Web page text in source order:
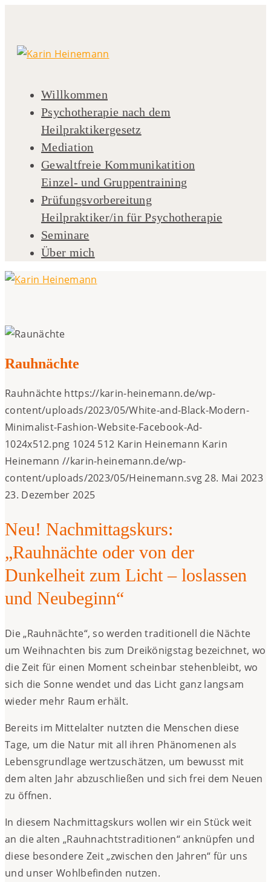
Willkommen
Psychotherapie nach dem
Heilpraktikergesetz
Mediation
Gewaltfreie Kommunikatition
Einzel- und Gruppentraining
Prüfungsvorbereitung
Heilpraktiker/in für Psychotherapie
Seminare
Über mich
Rauhnächte
Rauhnächte https://karin-heinemann.de/wp-
content/uploads/2023/05/White-and-Black-Modern-
Minimalist-Fashion-Website-Facebook-Ad-
1024x512.png 1024 512 Karin Heinemann Karin
Heinemann //karin-heinemann.de/wp-
content/uploads/2023/05/Heinemann.svg 28. Mai 2023
23. Dezember 2025
Neu! Nachmittagskurs:
„Rauhnächte oder von der
Dunkelheit zum Licht – loslassen
und Neubeginn“
Die „Rauhnächte“, so werden traditionell die Nächte
um Weihnachten bis zum Dreikönigstag bezeichnet, wo
die Zeit für einen Moment scheinbar stehenbleibt, wo
sich die Sonne wendet und das Licht ganz langsam
wieder mehr Raum erhält.
Bereits im Mittelalter nutzten die Menschen diese
Tage, um die Natur mit all ihren Phänomenen als
Lebensgrundlage wertzuschätzen, um bewusst mit
dem alten Jahr abzuschließen und sich frei dem Neuen
zu öffnen.
In diesem Nachmittagskurs wollen wir ein Stück weit
an die alten „Rauhnachtstraditionen“ anknüpfen und
diese besondere Zeit „zwischen den Jahren“ für uns
und unser Wohlbefinden nutzen.